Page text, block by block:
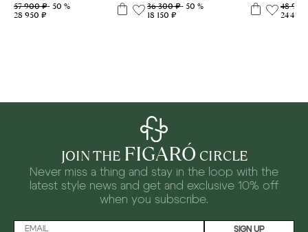
57 900 ₽- 50 %
28 950 ₽
36 300 ₽- 50 %
18 150 ₽
48
24 450
JOIN THE FIGARÓ CIRCLE
Never miss a thing and stay in the loop with the
latest style news and get and exclusive 10% off
when you subscribe.
SIGN UP